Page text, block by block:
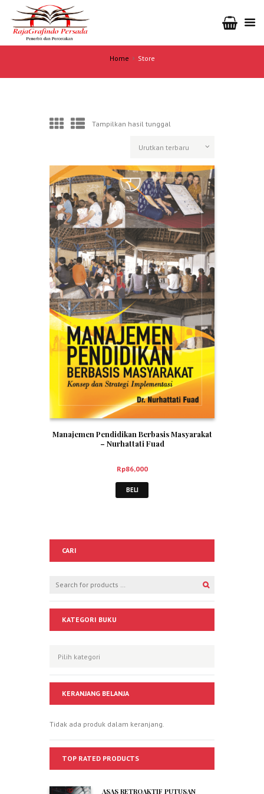
Home Store
Tampilkan hasil tunggal
Manajemen Pendidikan Berbasis Masyarakat
– Nurhattati Fuad
Rp86,000
BELI
CARI
KATEGORI BUKU
KERANJANG BELANJA
Tidak ada produk dalam keranjang.
TOP RATED PRODUCTS
ASAS RETROAKTIF PUTUSAN